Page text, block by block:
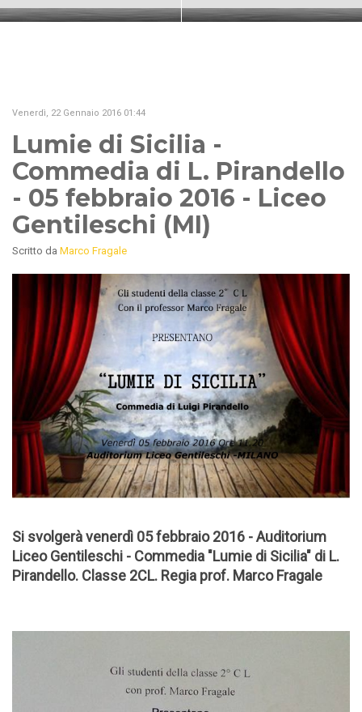
Venerdì, 22 Gennaio 2016 01:44
Lumie di Sicilia -
Commedia di L. Pirandello
- 05 febbraio 2016 - Liceo
Gentileschi (MI)
Scritto da Marco Fragale
Si svolgerà venerdì 05 febbraio 2016 - Auditorium
Liceo Gentileschi - Commedia "Lumie di Sicilia" di L.
Pirandello. Classe 2CL. Regia prof. Marco Fragale